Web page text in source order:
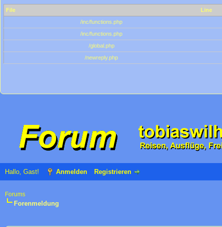
File
Line
/inc/functions.php
/inc/functions.php
/global.php
/newreply.php
Hallo, Gast! Anmelden Registrieren
Forums
Forenmeldung